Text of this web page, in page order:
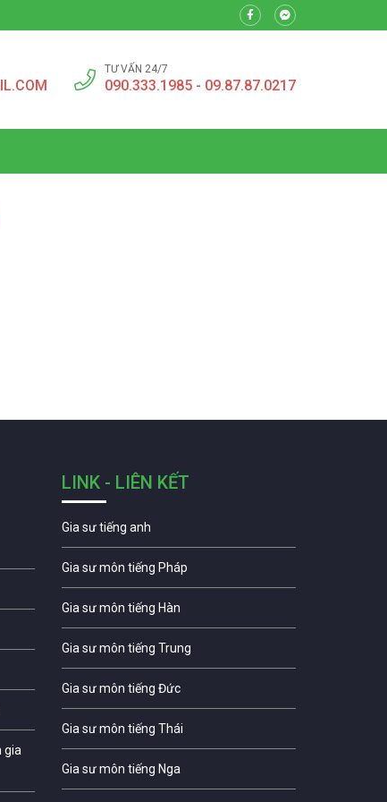
TƯ VẤN 24/7
090.333.1985 - 09.87.87.0217
gia
LINK - LIÊN KẾT
Gia sư tiếng anh
Gia sư môn tiếng Pháp
Gia sư môn tiếng Hàn
Gia sư môn tiếng Trung
Gia sư môn tiếng Đức
Gia sư môn tiếng Thái
Gia sư môn tiếng Nga